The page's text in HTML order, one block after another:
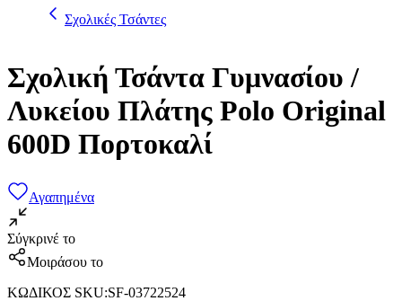
Σχολικές Τσάντες
Σχολική Τσάντα Γυμνασίου /
Λυκείου Πλάτης Polo Original
600D Πορτοκαλί
Αγαπημένα
Σύγκρινέ το
Μοιράσου το
ΚΩΔΙΚΟΣ SKU:SF-03722524